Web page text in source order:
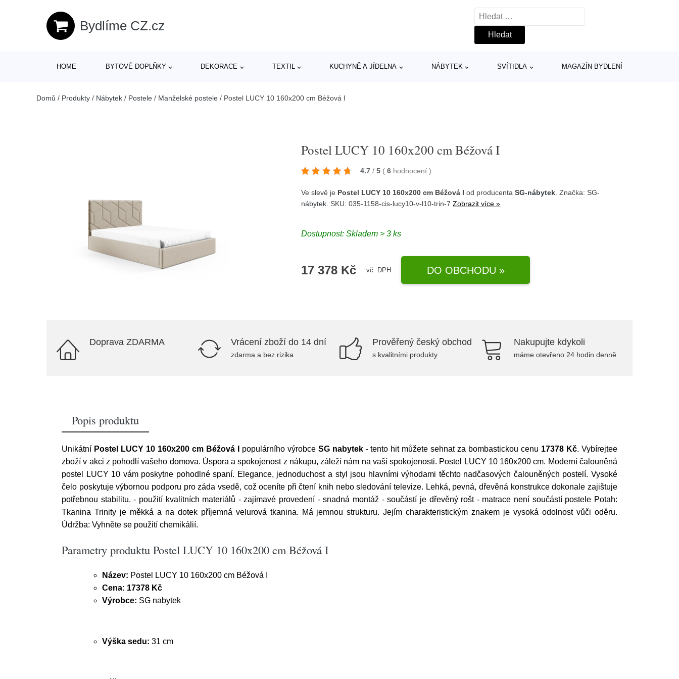
Bydlíme CZ.cz
Vyhledávání
HOME BYTOVÉ DOPLŇKY DEKORACE TEXTIL KUCHYNĚ A JÍDELNA NÁBYTEK SVÍTIDLA MAGAZÍN BYDLENÍ
Domů / Produkty / Nábytek / Postele / Manželské postele / Postel LUCY 10 160x200 cm Béžová I
Postel LUCY 10 160x200 cm Béžová I
4.7 / 5 ( 6 hodnocení)
Ve slevě je Postel LUCY 10 160x200 cm Béžová I od producentaSG-nábytek . Značka:SG-
nábytek . SKU: 035-1158-cis-lucy10-v-l10-trin-7Zobrazit více »
Dostupnost:Skladem > 3 ks
17 378 Kč vč. DPH DO OBCHODU »
Doprava ZDARMA Vrácení zboží do 14 dní
zdarma a bez rizika
Prověřený český obchod
s kvalitními produkty
Nakupujte kdykoli
máme otevřeno 24 hodin denně
Popis produktu
Unikátní Postel LUCY 10 160x200 cm Béžová I populárního výrobce SG nabytek- tento hit můžete sehnat za bombastickou cenu 17378 Kč. Vybírejtee
zboží v akci z pohodlí vašeho domova. Úspora a spokojenost z nákupu, záleží nám na vaší spokojenosti. Postel LUCY 10 160x200 cm. Moderní čalouněná
postel LUCY 10 vám poskytne pohodlné spaní. Elegance, jednoduchost a styl jsou hlavními výhodami těchto nadčasových čalouněných postelí. Vysoké
čelo poskytuje výbornou podporu pro záda vsedě, což oceníte při čtení knih nebo sledování televize. Lehká, pevná, dřevěná konstrukce dokonale zajištuje
potřebnou stabilitu. - použití kvalitních materiálů - zajímavé provedení - snadná montáž - součástí je dřevěný rošt - matrace není součástí postele Potah:
Tkanina Trinity je měkká a na dotek příjemná velurová tkanina. Má jemnou strukturu. Jejím charakteristickým znakem je vysoká odolnost vůči oděru.
Údržba: Vyhněte se použití chemikálií.
Parametry produktu Postel LUCY 10 160x200 cm Béžová I
Název: Postel LUCY 10 160x200 cm Béžová I
Cena: 17378 Kč
Výrobce: SG nabytek
Výška sedu: 31 cm